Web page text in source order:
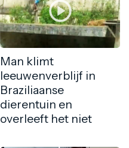
Man klimt
leeuwenverblijf in
Braziliaanse
dierentuin en
overleeft het niet